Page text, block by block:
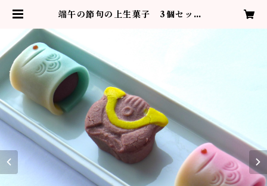
端午の節句の上生菓子 3個セット |